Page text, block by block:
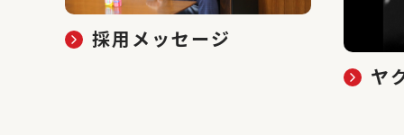
採用メッセージ
ヤ